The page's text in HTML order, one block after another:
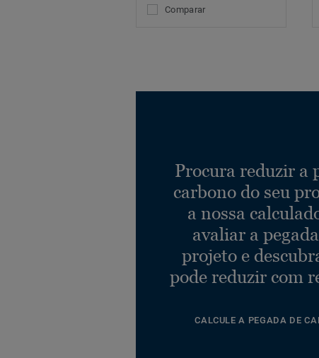
Comparar
Procura reduzir a
carbono do seu
a nossa
avaliar a
projeto e
pode reduzir com
CALCULE A PEGADA DE